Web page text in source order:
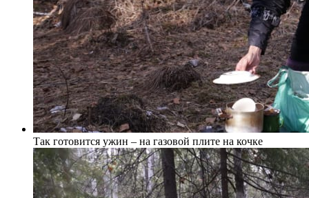
Так готовится ужин – на газовой плите на кочке